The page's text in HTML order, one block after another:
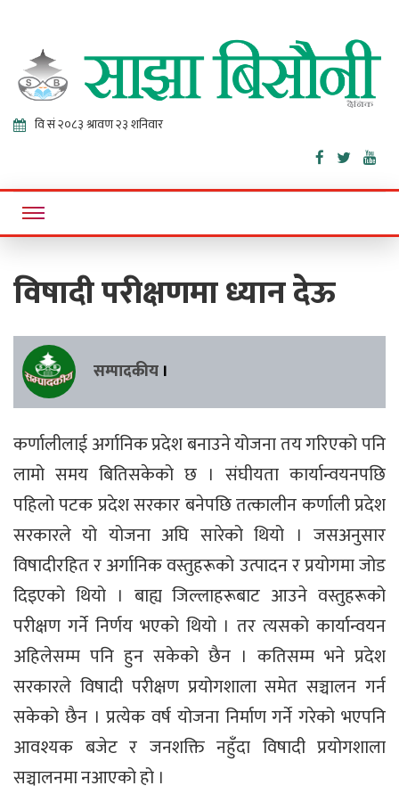
Sajha
Bisaunee
Online News Portal
विषादी परीक्षणमा ध्यान देऊ
सम्पादकीय ।
कर्णालीलाई अर्गानिक प्रदेश बनाउने योजना तय गरिएको पनि
लामो समय बितिसकेको छ । संघीयता कार्यान्वयनपछि
पहिलो पटक प्रदेश सरकार बनेपछि तत्कालीन कर्णाली प्रदेश
सरकारले यो योजना अघि सारेको थियो । जसअनुसार
विषादीरहित र अर्गानिक वस्तुहरूको उत्पादन र प्रयोगमा जोड
दिइएको थियो । बाह्य जिल्लाहरूबाट आउने वस्तुहरूको
परीक्षण गर्ने निर्णय भएको थियो । तर त्यसको कार्यान्वयन
अहिलेसम्म पनि हुन सकेको छैन । कतिसम्म भने प्रदेश
सरकारले विषादी परीक्षण प्रयोगशाला समेत सञ्चालन गर्न
सकेको छैन । प्रत्येक वर्ष योजना निर्माण गर्ने गरेको भएपनि
आवश्यक बजेट र जनशक्ति नहुँदा विषादी प्रयोगशाला
सञ्चालनमा नआएको हो ।